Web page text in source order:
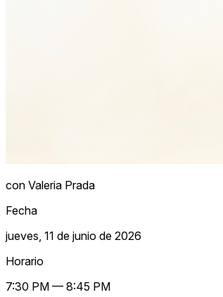
con Valeria Prada
Fecha
jueves, 11 de junio de 2026
Horario
7:30 PM — 8:45 PM